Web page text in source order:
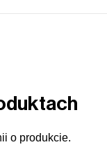
o produkcie.